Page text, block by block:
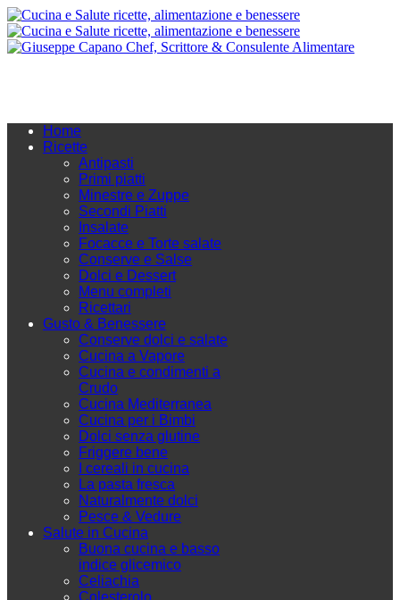
Home
Ricette
Antipasti
Primi piatti
Minestre e Zuppe
Secondi Piatti
Insalate
Focacce e Torte salate
Conserve e Salse
Dolci e Dessert
Menu completi
Ricettari
Gusto & Benessere
Conserve dolci e salate
Cucina a Vapore
Cucina e condimenti a
Crudo
Cucina Mediterranea
Cucina per i Bimbi
Dolci senza glutine
Friggere bene
I cereali in cucina
La pasta fresca
Naturalmente dolci
Pesce & Vedure
Salute in Cucina
Buona cucina e basso
indice glicemico
Celiachia
Colesterolo